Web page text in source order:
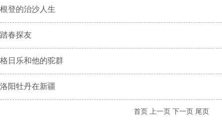
根登的治沙人生
踏春探友
格日乐和他的驼群
洛阳牡丹在新疆
首页 上一页 下一页 尾页